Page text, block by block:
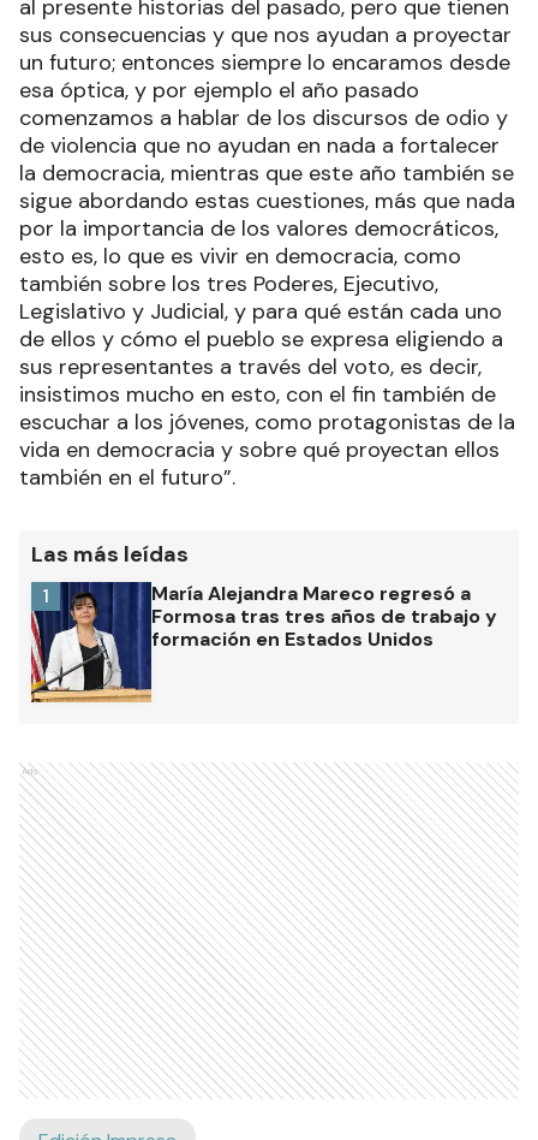
al presente historias del pasado, pero que tienen
sus consecuencias y que nos ayudan a proyectar
un futuro; entonces siempre lo encaramos desde
esa óptica, y por ejemplo el año pasado
comenzamos a hablar de los discursos de odio y
de violencia que no ayudan en nada a fortalecer
la democracia, mientras que este año también se
sigue abordando estas cuestiones, más que nada
por la importancia de los valores democráticos,
esto es, lo que es vivir en democracia, como
también sobre los tres Poderes, Ejecutivo,
Legislativo y Judicial, y para qué están cada uno
de ellos y cómo el pueblo se expresa eligiendo a
sus representantes a través del voto, es decir,
insistimos mucho en esto, con el fin también de
escuchar a los jóvenes, como protagonistas de la
vida en democracia y sobre qué proyectan ellos
también en el futuro”.
Las más leídas
María Alejandra Mareco regresó a
Formosa tras tres años de trabajo y
formación en Estados Unidos
1
Ads